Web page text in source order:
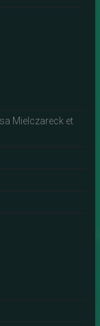
Mielczareck et